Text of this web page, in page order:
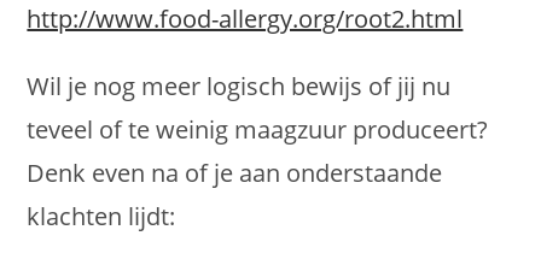
http://www.food-allergy.org/root2.html
Wil je nog meer logisch bewijs of jij nu
teveel of te weinig maagzuur produceert?
Denk even na of je aan onderstaande
klachten lijdt: